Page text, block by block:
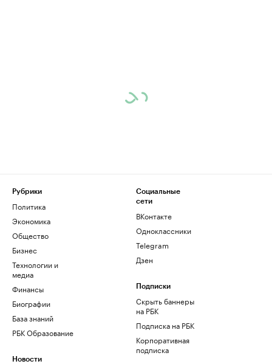
Рубрики
Политика
Экономика
Общество
Бизнес
Технологии и
медиа
Финансы
Биографии
База знаний
РБК Образование
Новости
Социальные
сети
ВКонтакте
Одноклассники
Telegram
Дзен
Подписки
Скрыть баннеры
на РБК
Подписка на РБК
Корпоративная
подписка